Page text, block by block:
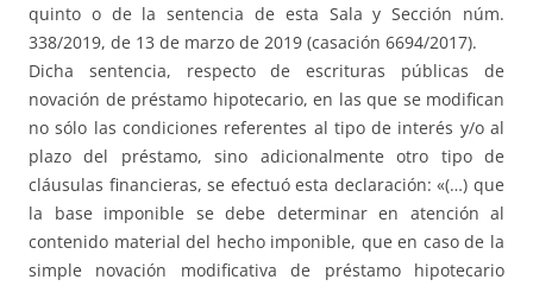
quinto o de la sentencia de esta Sala y Sección núm.
338/2019, de 13 de marzo de 2019 (casación 6694/2017).
Dicha sentencia, respecto de escrituras públicas de
novación de préstamo hipotecario, en las que se modifican
no sólo las condiciones referentes al tipo de interés y/o al
plazo del préstamo, sino adicionalmente otro tipo de
cláusulas financieras, se efectuó esta declaración: «(…) que
la base imponible se debe determinar en atención al
contenido material del hecho imponible, que en caso de la
simple novación modificativa de préstamo hipotecario